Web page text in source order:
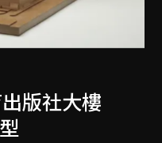
版社大樓